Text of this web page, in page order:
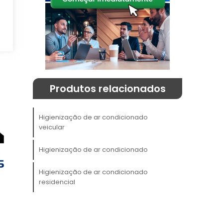
Produtos relacionados
Higienização de ar condicionado
veicular
Higienização de ar condicionado
Higienização de ar condicionado
residencial